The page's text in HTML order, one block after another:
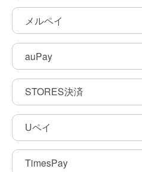
メルペイ
auPay
STORES決済
Uペイ
TimesPay